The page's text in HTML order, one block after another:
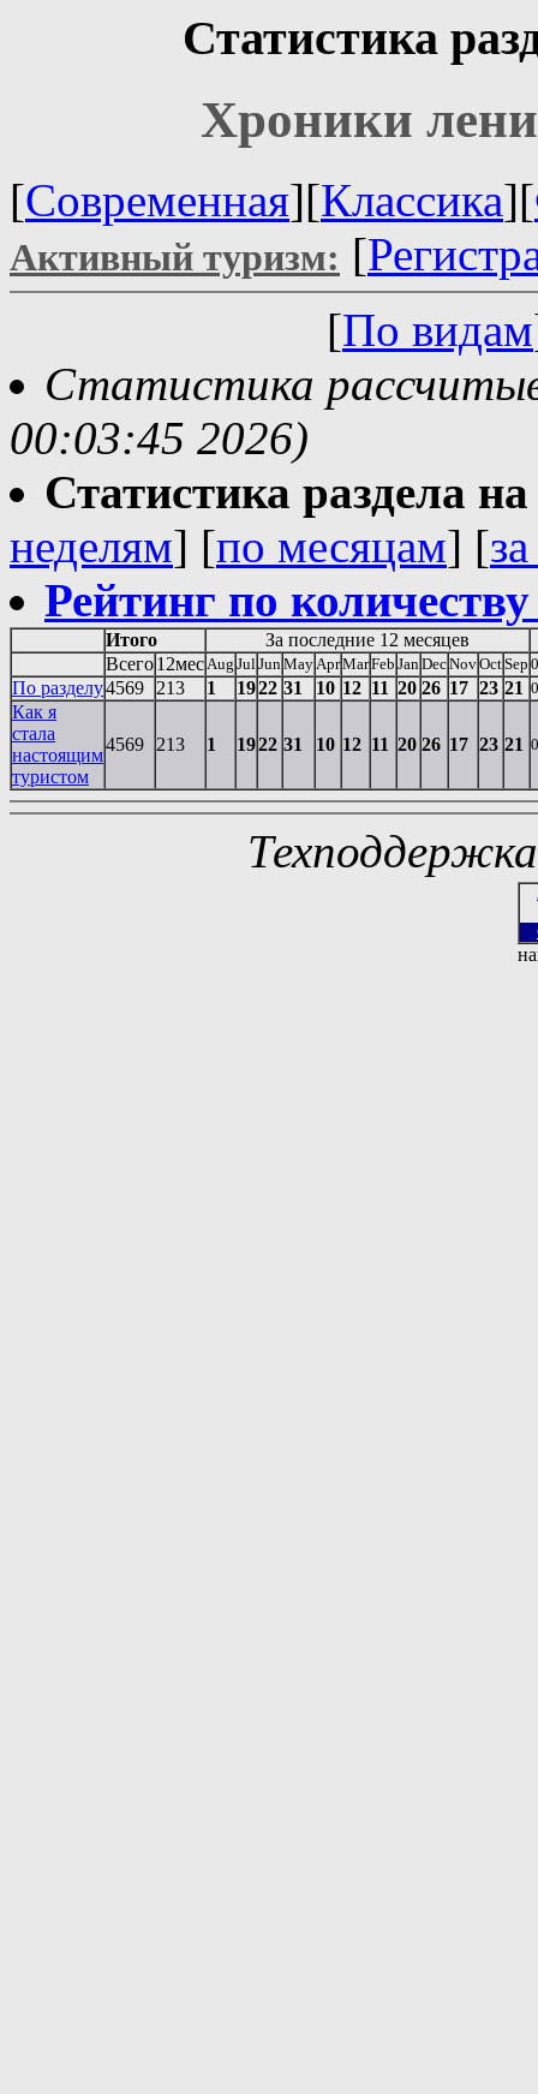
Статистика
Хроники
[Современная][Классика][
Активный туризм: [
[По видам
Статистика
00:03:45 2026)
Статистика раздела
неделям] [по месяцам] [
Рейтинг по
Итого
За последние 12 месяцев
Всего12мес Aug Jul Jun May AprMarFeb Jan DecNovOctSep
По разделу4569 213 1 1922 31 10 12 11 20 26 17 23 21 0
Как я
стала
настоящим
туристом
4569 213 1 1922 31 10 12 11 20 26 17 23 21 0